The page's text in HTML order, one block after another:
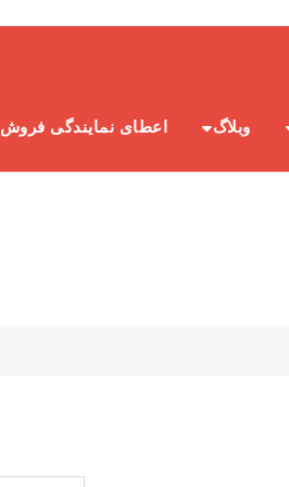
وبلاگ اعطای نمایندگی فروش